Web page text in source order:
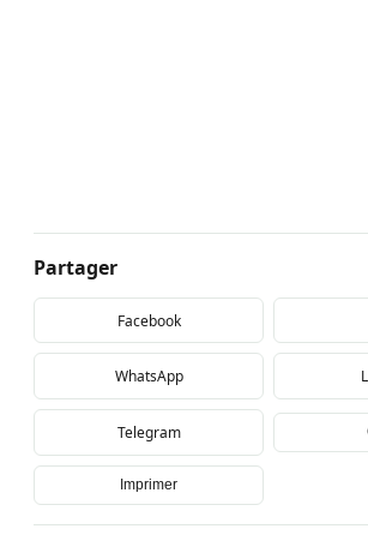
Partager
Facebook
WhatsApp
Telegram
Imprimer